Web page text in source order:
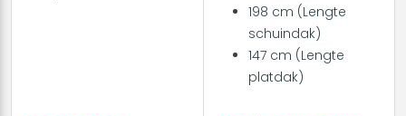
198 cm (Lengte
schuindak)
147 cm (Lengte
platdak)